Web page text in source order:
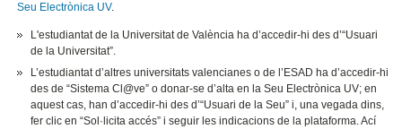
Seu Electrònica UV.
L'estudiantat de la Universitat de València ha d’accedir-hi des d’“Usuari
de la Universitat”.
L’estudiantat d’altres universitats valencianes o de l’ESAD ha d’accedir-hi
des de “Sistema Cl@ve” o donar-se d’alta en la Seu Electrònica UV; en
aquest cas, han d’accedir-hi des d’“Usuari de la Seu” i, una vegada dins,
fer clic en “Sol·licita accés” i seguir les indicacions de la plataforma. Ací